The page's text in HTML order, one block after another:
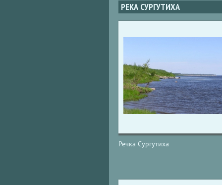
РЕКА СУРГУТИХА
Речка Сургутиха